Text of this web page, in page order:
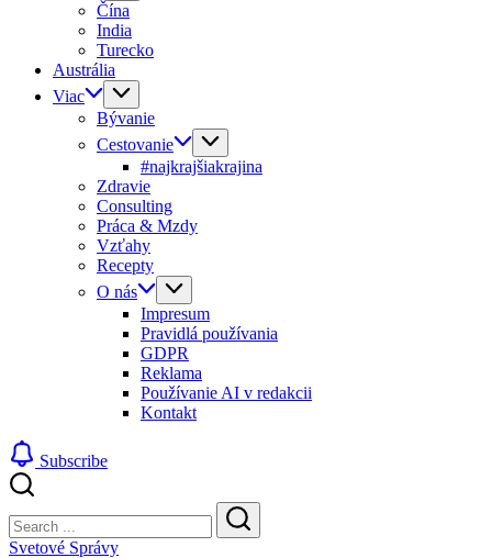
Čína
India
Turecko
Austrália
Viac
Bývanie
Cestovanie
#najkrajšiakrajina
Zdravie
Consulting
Práca & Mzdy
Vzťahy
Recepty
O nás
Impresum
Pravidlá používania
GDPR
Reklama
Používanie AI v redakcii
Kontakt
Subscribe
Search
Search
Svetové Správy